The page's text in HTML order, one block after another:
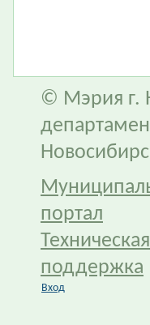
© Мэрия г.
портал
Техническая
поддержка
Вход